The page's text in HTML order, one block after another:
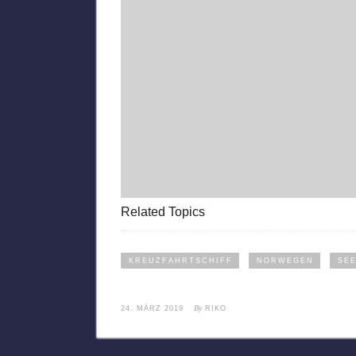
Related Topics
KREUZFAHRTSCHIFF NORWEGEN
24. MÄRZ 2019 By RIKO